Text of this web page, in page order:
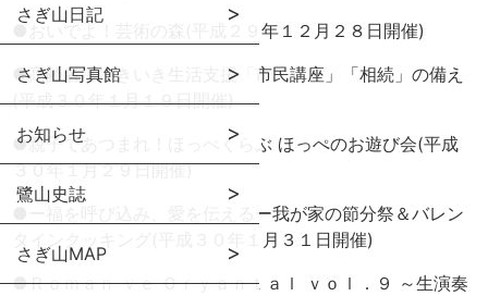
さぎ山日記
さぎ山写真館
お知らせ
鷺山史誌
さぎ山MAP
● おいでよ！芸術の森(平成２９年１２月２８日開催)
●高齢者等いきいき生活支援「市民講座」「相続」の備え
(平成３０年１月１９日開催)
●親子であつまれ！ほっぺくらぶ ほっぺのお遊び会(平成
３０年１月２９日開催)
ー福を呼び込み、愛を伝えるー我が家の節分祭＆バレン
タインクッキング(平成３０年１月３１日開催)
●Ｒｏｍａｎ ｖｅ Ｏｒｙａｎｔａｌ ｖｏｌ．９ ～生演奏